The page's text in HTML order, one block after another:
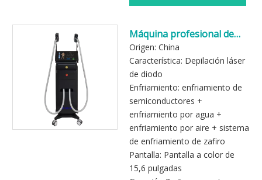
Máquina profesional de
depilación láser con dos
piezas de mano
Origen: China
Característica: Depilación láser
de diodo
Enfriamiento: enfriamiento de
semiconductores +
enfriamiento por agua +
enfriamiento por aire + sistema
de enfriamiento de zafiro
Pantalla: Pantalla a color de
15,6 pulgadas